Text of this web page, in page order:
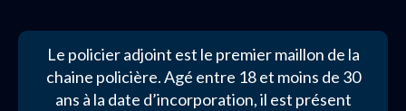
Le policier adjoint est le premier maillon de la
chaine policière. Agé entre 18 et moins de 30
ans à la date d’incorporation, il est présent